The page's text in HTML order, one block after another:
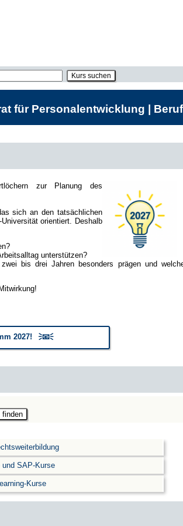
für Personalentwicklung |
zur Planung des
sich an den tatsächlichen
orientiert. Deshalb
unterstützen?
bis drei Jahren besonders prägen und
2027! 🗦📧🗧
und SAP-Kurse
Kurse